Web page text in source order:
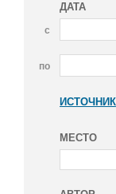
ДАТА
с
по
ИСТОЧНИК
МЕСТО